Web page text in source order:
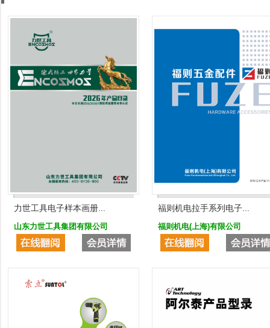
力世工具电子样本画册...
山东力世工具集团有限公司
福则机电拉手系列电子...
福则机电(上海)有限公司